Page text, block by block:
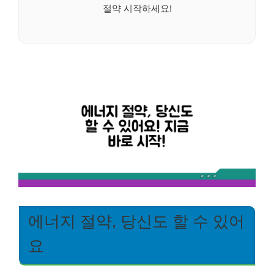
절약 시작하세요!
에너지 절약, 당신도 할 수 있어
요